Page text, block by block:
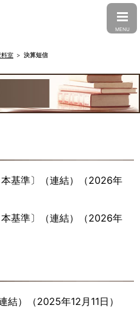
CLOSE
MENU
料室 決算短信
基準〕（連結）（2026年
基準〕（連結）（2026年
結）（2025年12月11日）